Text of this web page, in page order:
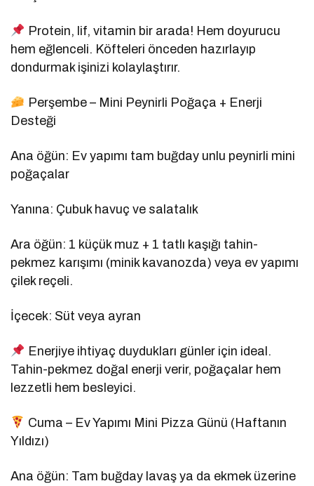
Protein, lif, vitamin bir arada! Hem doyurucu
hem eğlenceli. Köfteleri önceden hazırlayıp
dondurmak işinizi kolaylaştırır.
Perşembe – Mini Peynirli Poğaça + Enerji
Desteği
Ana öğün: Ev yapımı tam buğday unlu peynirli mini
poğaçalar
Yanına: Çubuk havuç ve salatalık
Ara öğün: 1 küçük muz + 1 tatlı kaşığı tahin-
pekmez karışımı (minik kavanozda) veya ev yapımı
çilek reçeli.
İçecek: Süt veya ayran
Enerjiye ihtiyaç duydukları günler için ideal.
Tahin-pekmez doğal enerji verir, poğaçalar hem
lezzetli hem besleyici.
Cuma – Ev Yapımı Mini Pizza Günü (Haftanın
Yıldızı)
Ana öğün: Tam buğday lavaş ya da ekmek üzerine